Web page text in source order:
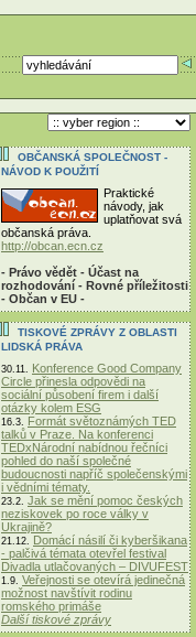
OBČANSKÁ SPOLEČNOST -
NÁVOD K POUŽITÍ
Praktické
návody, jak
uplatňovat svá
občanská práva.
http://obcan.ecn.cz
- Právo vědět - Účast na
rozhodování - Rovné příležitosti
- Občan v EU -
TISKOVÉ ZPRÁVY Z OBLASTI
LIDSKÁ PRÁVA
30.11. Konference Good Company
Circle přinesla odpovědi na
sociální působení firem i další
otázky kolem ESG
16.3. Formát světoznámých TED
talků v Praze. Na konferenci
TEDxNárodní nabídnou řečníci
pohled do naší společné
budoucnosti napříč společenskými
i vědními tématy.
23.2. Jak se mění pomoc českých
neziskovek po roce války v
Ukrajině?
21.12. Domácí násilí či kyberšikana
- palčivá témata otevřel festival
Divadla utlačovaných – DIVUFEST
1.9. Veřejnosti se otevírá jedinečná
možnost navštívit rodinu
romského primáše
Další tiskové zprávy